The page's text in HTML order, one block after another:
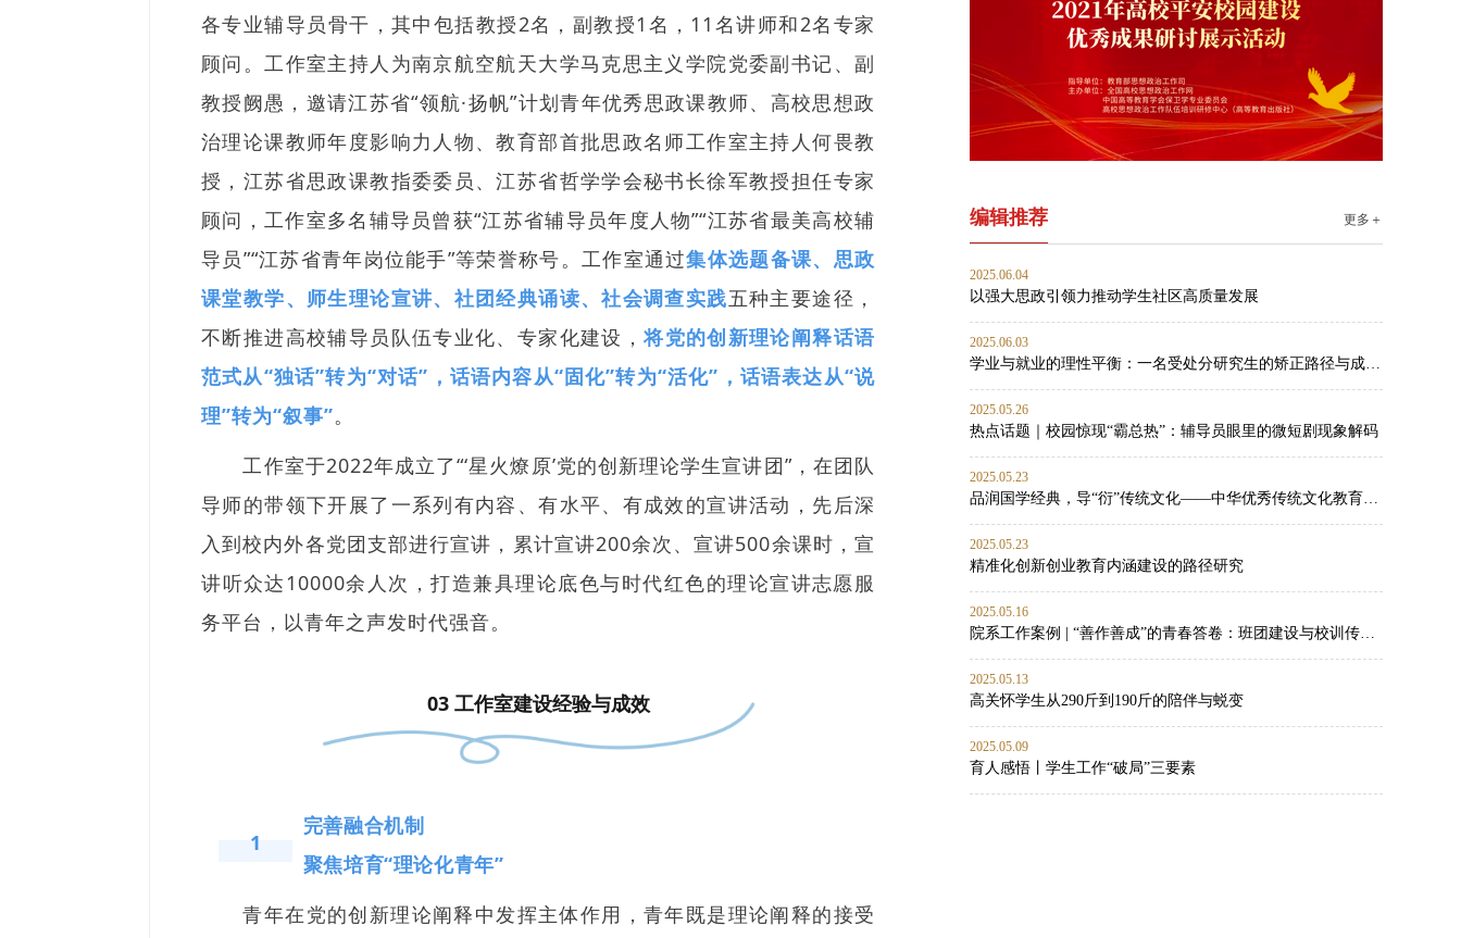
各专业辅导员骨干，其中包括教授2名，副教授1名，11名讲师和2名专家
顾问。工作室主持人为南京航空航天大学马克思主义学院党委副书记、副
教授阙愚，邀请江苏省“领航·扬帆”计划青年优秀思政课教师、高校思想政
治理论课教师年度影响力人物、教育部首批思政名师工作室主持人何畏教
授，江苏省思政课教指委委员、江苏省哲学学会秘书长徐军教授担任专家
顾问，工作室多名辅导员曾获“江苏省辅导员年度人物”“江苏省最美高校辅
导员”“江苏省青年岗位能手”等荣誉称号。工作室通过集体选题备课、思政
课堂教学、师生理论宣讲、社团经典诵读、社会调查实践五种主要途径，
不断推进高校辅导员队伍专业化、专家化建设，将党的创新理论阐释话语
范式从“独话”转为“对话”，话语内容从“固化”转为“活化”，话语表达从“说
理”转为“叙事”。
工作室于2022年成立了“‘星火燎原’党的创新理论学生宣讲团”，在团队
导师的带领下开展了一系列有内容、有水平、有成效的宣讲活动，先后深
入到校内外各党团支部进行宣讲，累计宣讲200余次、宣讲500余课时，宣
讲听众达10000余人次，打造兼具理论底色与时代红色的理论宣讲志愿服
务平台，以青年之声发时代强音。
03 工作室建设经验与成效
1
完善融合机制
聚焦培育“理论化青年”
青年在党的创新理论阐释中发挥主体作用，青年既是理论阐释的接受
编辑推荐 更多＋
2025.06.04
以强大思政引领力推动学生社区高质量发展
2025.06.03
学业与就业的理性平衡：一名受处分研究生的矫正路径与成长启示
2025.05.26
热点话题｜校园惊现“霸总热”：辅导员眼里的微短剧现象解码
2025.05.23
品润国学经典，导“衍”传统文化——中华优秀传统文化教育实践
2025.05.23
精准化创新创业教育内涵建设的路径研究
2025.05.16
院系工作案例 | “善作善成”的青春答卷：班团建设与校训传承的双向赋能实践
2025.05.13
高关怀学生从290斤到190斤的陪伴与蜕变
2025.05.09
育人感悟丨学生工作“破局”三要素